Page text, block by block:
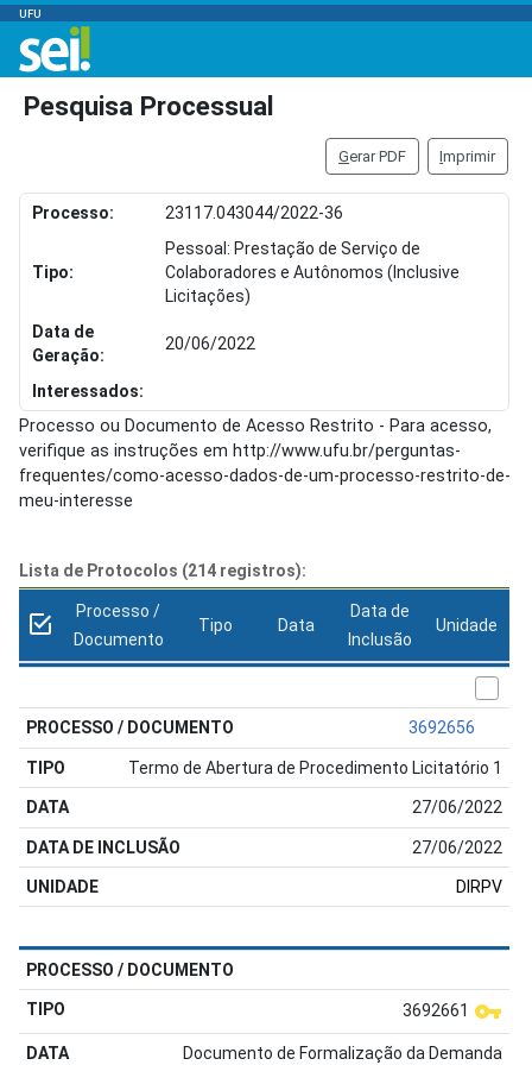
UFU
Pesquisa Processual
Gerar PDF Imprimir
Processo: 23117.043044/2022-36
Tipo:
Pessoal: Prestação de Serviço de
Colaboradores e Autônomos (Inclusive
Licitações)
Data de
Geração:
20/06/2022
Interessados:
Processo ou Documento de Acesso Restrito - Para acesso,
verifique as instruções em http://www.ufu.br/perguntas-
frequentes/como-acesso-dados-de-um-processo-restrito-de-
meu-interesse
Lista de Protocolos (214 registros):
Processo /
Documento
Tipo Data
Data de
Inclusão
Unidade
3692656
Termo de Abertura de Procedimento Licitatório 1
27/06/2022
27/06/2022
DIRPV
3692661
Documento de Formalização da Demanda